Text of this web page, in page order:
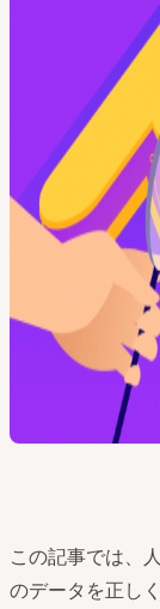
この記事では、
のデータを正し